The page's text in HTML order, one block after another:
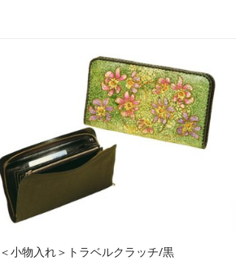
＜小物入れ＞トラベルクラッチ/黒